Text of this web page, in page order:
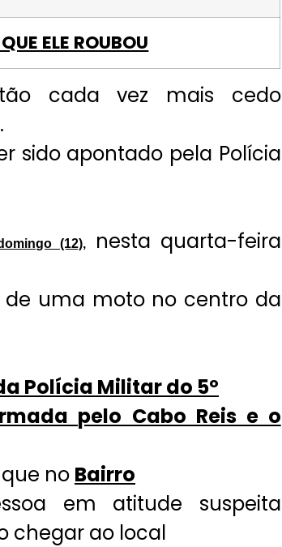
ELE ROUBOU
cada vez mais cedo
sido apontado pela Polícia
(12),
nesta quarta-feira
de uma moto no centro da
Polícia Militar do 5º
pelo Cabo Reis e o
no Bairro
em atitude suspeita
chegar ao local